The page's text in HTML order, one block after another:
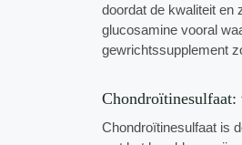
doordat de kwaliteit en
glucosamine vooral
gewrichtssupplement
Chondroïtinesulfaat:
Chondroïtinesulfaat is